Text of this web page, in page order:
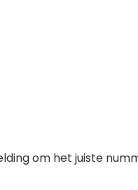
om het juiste